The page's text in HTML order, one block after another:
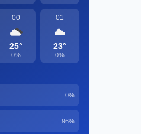
00
25°
0%
01
23°
0%
0%
96%